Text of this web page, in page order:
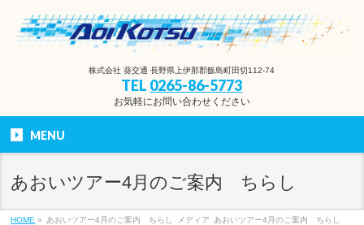
株式会社 葵交通 長野県上伊那郡飯島町田切112-74
TEL 0265-86-5773
お気軽にお問い合わせください
MENU
あおいツアー4月のご案内 ちらし
HOME » あおいツアー4月のご案内 ちらし メディア あおいツアー4月のご案内 ちらし